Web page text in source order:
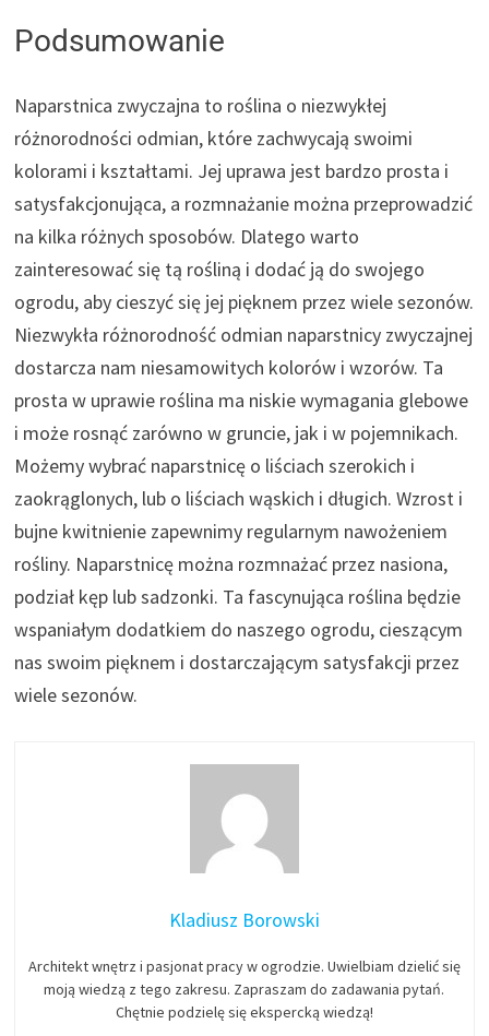
Podsumowanie
Naparstnica zwyczajna to roślina o niezwykłej
różnorodności odmian, które zachwycają swoimi
kolorami i kształtami. Jej uprawa jest bardzo prosta i
satysfakcjonująca, a rozmnażanie można przeprowadzić
na kilka różnych sposobów. Dlatego warto
zainteresować się tą rośliną i dodać ją do swojego
ogrodu, aby cieszyć się jej pięknem przez wiele sezonów.
Niezwykła różnorodność odmian naparstnicy zwyczajnej
dostarcza nam niesamowitych kolorów i wzorów. Ta
prosta w uprawie roślina ma niskie wymagania glebowe
i może rosnąć zarówno w gruncie, jak i w pojemnikach.
Możemy wybrać naparstnicę o liściach szerokich i
zaokrąglonych, lub o liściach wąskich i długich. Wzrost i
bujne kwitnienie zapewnimy regularnym nawożeniem
rośliny. Naparstnicę można rozmnażać przez nasiona,
podział kęp lub sadzonki. Ta fascynująca roślina będzie
wspaniałym dodatkiem do naszego ogrodu, cieszącym
nas swoim pięknem i dostarczającym satysfakcji przez
wiele sezonów.
Kladiusz Borowski
Architekt wnętrz i pasjonat pracy w ogrodzie. Uwielbiam dzielić się
moją wiedzą z tego zakresu. Zapraszam do zadawania pytań.
Chętnie podzielę się ekspercką wiedzą!